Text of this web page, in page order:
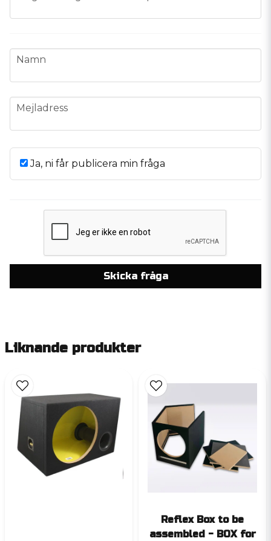
name
Namn
email
Mejladress
Ja, ni får publicera min fråga
Skicka fråga
Liknande produkter
Reflex Box to be
assembled - BOX for